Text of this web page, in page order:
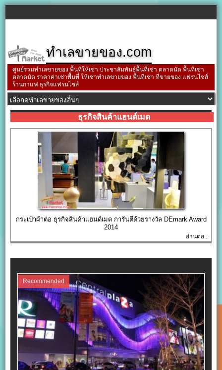
ทำเลขายของ.com
ศูนย์รวมทำเลขายของ พื้นที่ให้เช่า ประชาสัมพันธ์พื้นที่เช่า ตลาดนัด พื้นที่เช่า
ตลาดนัด ราคาค่าเช่าพื้นที่ ให้เช่าทำเลขายของ พื้นที่เช่า ที่ขายของ แฟรนไชส์
ร้านกาแฟ ธุรกิจแฟรนไชส์
ธุรกิจสินค้าแฮนด์เมด
กระเป๋าผ้าต่อ ธุรกิจสินค้าแฮนด์เมด การันตีด้วยรางวัล DEmark Award
2014
อ่านต่อ...
Recommended